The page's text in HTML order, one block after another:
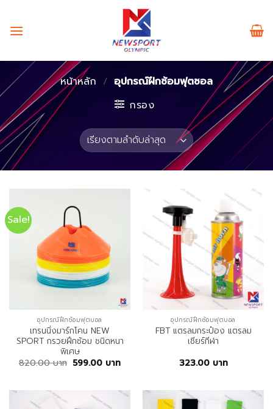
content
หน้าหลัก / อุปกรณ์ฝึกซ้อมฟุตซอล
กรอง
Sale!
อุปกรณ์ฝึกซ้อมฟุตบอล
เทรนนิ่งมาร์กโคน NEW
SPORT กรวยฝึกซ้อม ชนิดหนา
พิเศษ
820.00บาท 599.00 บาท
อุปกรณ์ฝึกซ้อมฟุตบอล
FBT แตรลมกระป๋อง แตรลม
เชียร์กีฬา
323.00 บาท